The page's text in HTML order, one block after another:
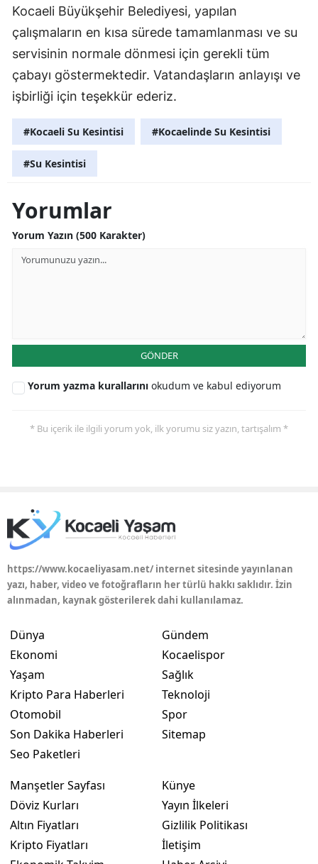
Mardin
Muğla
Muş
Niğde
Tekirdağ
Trabzon
Yozgat
Zonguldak
Bayburt
Bartın
Ardahan
Kocaeli Büyükşehir Belediyesi, yapılan
çalışmaların en kısa sürede tamamlanması ve su
servisinin normale dönmesi için gerekli tüm
çabayı göstermektedir. Vatandaşların anlayışı ve
işbirliği için teşekkür ederiz.
#Kocaeli Su Kesintisi #Kocaelinde Su Kesintisi
#Su Kesintisi
Yorumlar
Yorum Yazın (500 Karakter)
GÖNDER
Yorum yazma kurallarını okudum ve kabul ediyorum
* Bu içerik ile ilgili yorum yok, ilk yorumu siz yazın, tartışalım *
https://www.kocaeliyasam.net/ internet sitesinde yayınlanan
yazı, haber, video ve fotoğrafların her türlü hakkı saklıdır. İzin
alınmadan, kaynak gösterilerek dahi kullanılamaz.
Dünya
Ekonomi
Yaşam
Kripto Para Haberleri
Otomobil
Son Dakika Haberleri
Seo Paketleri
Gündem
Kocaelispor
Sağlık
Teknoloji
Spor
Sitemap
Manşetler Sayfası
Döviz Kurları
Altın Fiyatları
Kripto Fiyatları
Künye
Yayın İlkeleri
Gizlilik Politikası
İletişim